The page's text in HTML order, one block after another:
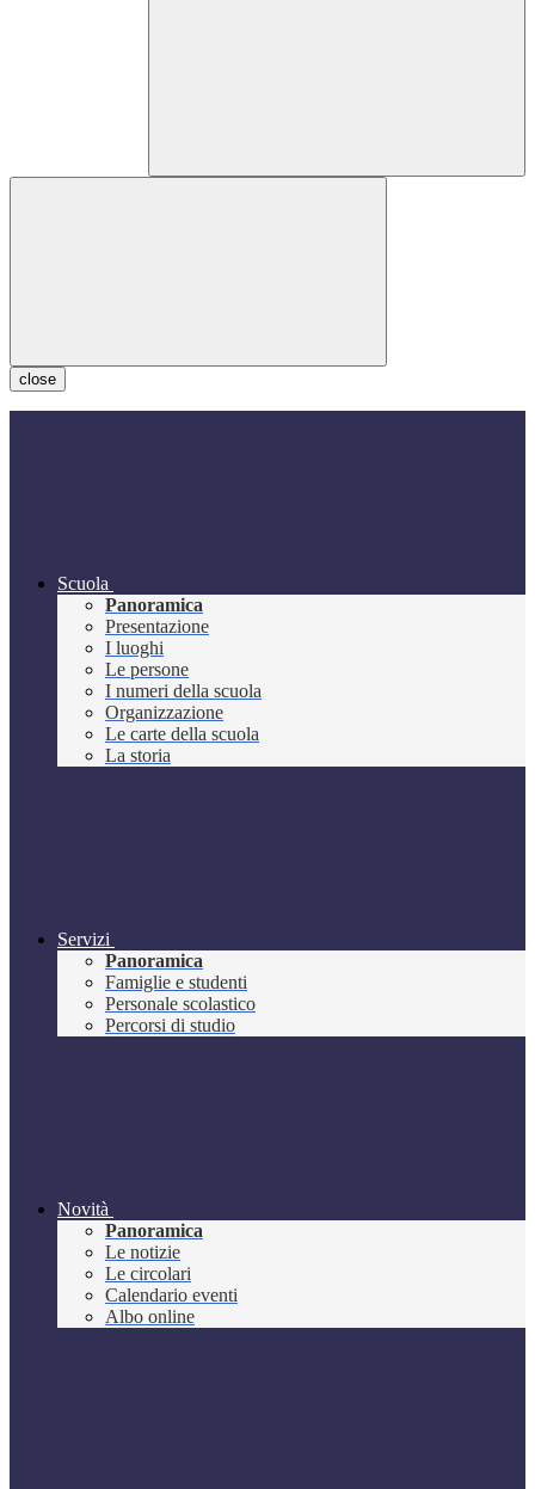
close
Scuola
Panoramica
Presentazione
I luoghi
Le persone
I numeri della scuola
Organizzazione
Le carte della scuola
La storia
Servizi
Panoramica
Famiglie e studenti
Personale scolastico
Percorsi di studio
Novità
Panoramica
Le notizie
Le circolari
Calendario eventi
Albo online